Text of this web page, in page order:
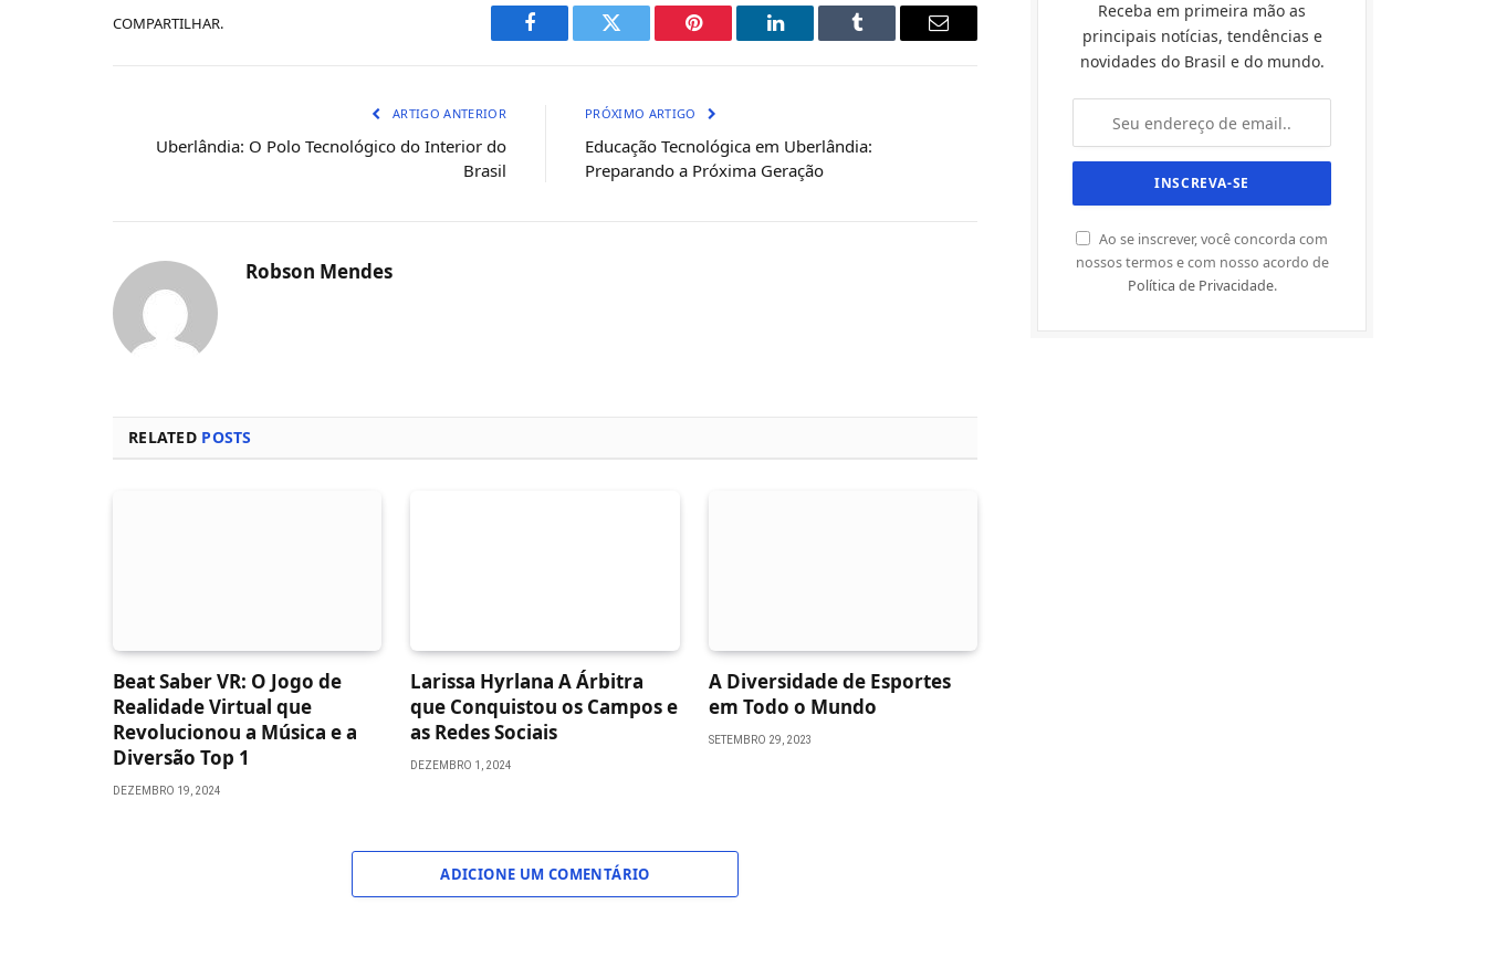
COMPARTILHAR.
Facebook Twitter Pinterest LinkedIn Tumblr
E-
ARTIGO ANTERIOR
Uberlândia: O Polo Tecnológico do Interior do
Brasil
PRÓXIMO ARTIGO
Educação Tecnológica em Uberlândia:
Preparando a Próxima Geração
Robson Mendes
RELATED POSTS
Beat Saber VR: O Jogo de
Realidade Virtual que
Revolucionou a Música e a
Diversão Top 1
DEZEMBRO 19, 2024
Larissa Hyrlana A Árbitra
que Conquistou os Campos e
as Redes Sociais
DEZEMBRO 1, 2024
A Diversidade de Esportes
em Todo o Mundo
SETEMBRO 29, 2023
ADICIONE UM COMENTÁRIO
Receba em primeira mão as
principais notícias, tendências e
novidades do Brasil e do mundo.
Ao se inscrever, você concorda com
nossos termos e com nosso acordo de
Política de Privacidade.